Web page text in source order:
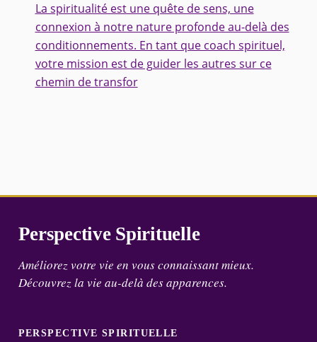
La spiritualité est une quête de sens, une
connexion à notre nature profonde au-delà des
conditionnements. En tant que coach spirituel,
votre mission est de guider les autres sur ce
chemin de transfor
Perspective Spirituelle
Améliorez votre vie en vous connaissant mieux.
Découvrez la vie au-delà des apparences.
PERSPECTIVE SPIRITUELLE